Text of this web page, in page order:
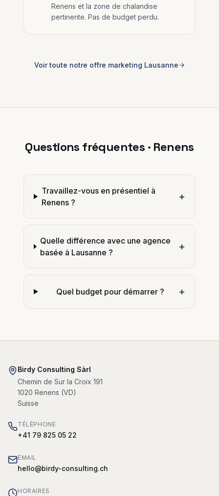
Renens et la zone de chalandise
pertinente. Pas de budget perdu.
Voir toute notre offre marketing Lausanne
Questions fréquentes · Renens
Travaillez-vous en présentiel à
Renens ?
+
Quelle différence avec une agence
basée à Lausanne ?
+
Quel budget pour démarrer ? +
Birdy Consulting Sàrl
Chemin de Sur la Croix 191
1020 Renens (VD)
Suisse
TÉLÉPHONE
+41 79 825 05 22
EMAIL
hello@birdy-consulting.ch
HORAIRES